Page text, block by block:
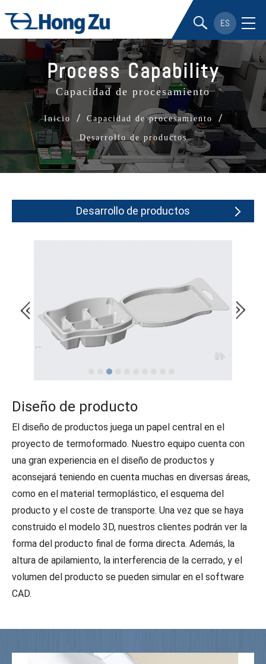
ES
Process Capability
Capacidad de procesamiento
Inicio / Capacidad de procesamiento /
Desarrollo de productos
Desarrollo de productos
Diseño de producto
El diseño de productos juega un papel central en el
proyecto de termoformado. Nuestro equipo cuenta con
una gran experiencia en el diseño de productos y
aconsejará teniendo en cuenta muchas en diversas áreas,
como en el material termoplástico, el esquema del
producto y el coste de transporte. Una vez que se haya
construido el modelo 3D, nuestros clientes podrán ver la
forma del producto final de forma directa. Además, la
altura de apilamiento, la interferencia de la cerrado, y el
volumen del producto se pueden simular en el software
CAD.